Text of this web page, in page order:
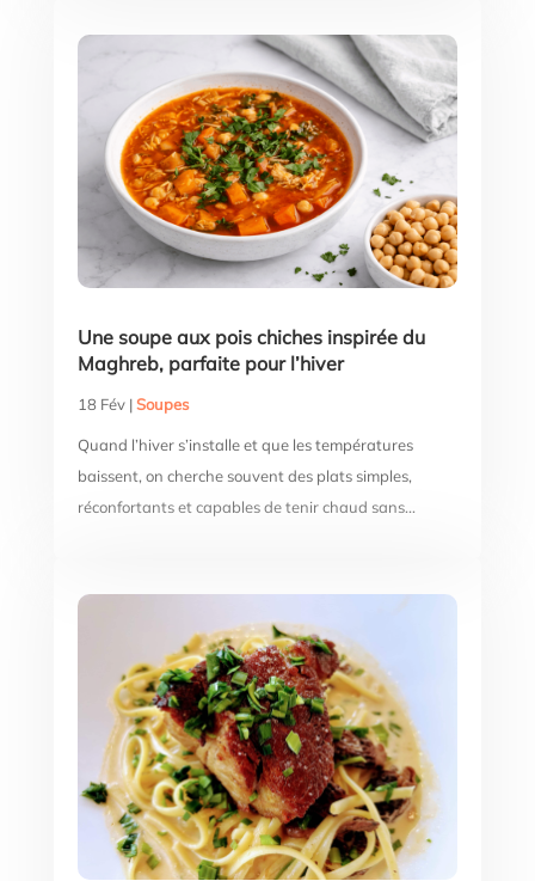
Une soupe aux pois chiches inspirée du
Maghreb, parfaite pour l’hiver
18 Fév|Soupes
Quand l’hiver s’installe et que les températures
baissent, on cherche souvent des plats simples,
réconfortants et capables de tenir chaud sans...